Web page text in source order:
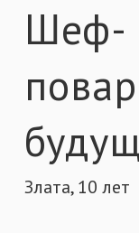
Сергей, 7 лет